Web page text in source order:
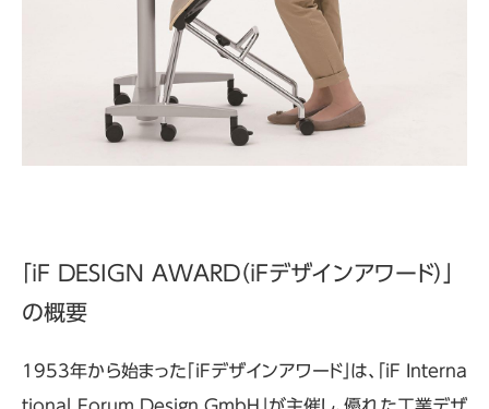
「iF DESIGN AWARD（iFデザインアワード）」
の概要
1953年から始まった「iFデザインアワード」は、「iF Interna
tional Forum Design GmbH」が主催し、優れた工業デザ